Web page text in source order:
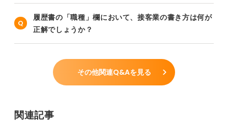
履歴書の「職種」欄において、接客業の書き方は何が
正解でしょうか？
その他関連Q&Aを見る
関連記事